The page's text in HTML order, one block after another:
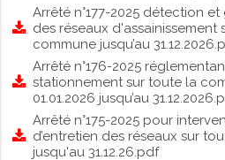
Arrêté n°177-2025 détection
des réseaux d'assainissement
commune jusqu’au
Arrêté n°176-2025
stationnement sur toute la
01.01.2026 jusqu’au
Arrêté n°175-2025 pour
d’entretien des réseaux sur
jusqu'au 31.12.26.pdf